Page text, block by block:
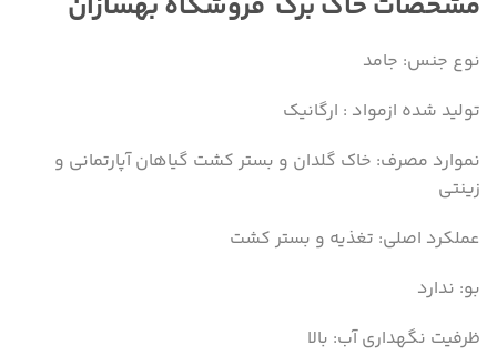
نوع جنس: جامد
تولید شده ازمواد : ارگانیک
نموارد مصرف: خاک گلدان و بستر کشت گیاهان آپارتمانی و
زینتی
عملکرد اصلی: تغذیه و بستر کشت
بو: ندارد
ظرفیت نگهداری آب: بالا